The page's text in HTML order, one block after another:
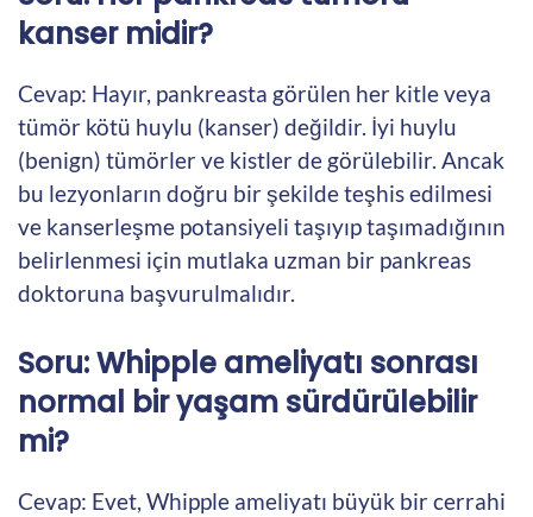
kanser midir?
Cevap: Hayır, pankreasta görülen her kitle veya
tümör kötü huylu (kanser) değildir. İyi huylu
(benign) tümörler ve kistler de görülebilir. Ancak
bu lezyonların doğru bir şekilde teşhis edilmesi
ve kanserleşme potansiyeli taşıyıp taşımadığının
belirlenmesi için mutlaka uzman bir pankreas
doktoruna başvurulmalıdır.
Soru: Whipple ameliyatı sonrası
normal bir yaşam sürdürülebilir
mi?
Cevap: Evet, Whipple ameliyatı büyük bir cerrahi